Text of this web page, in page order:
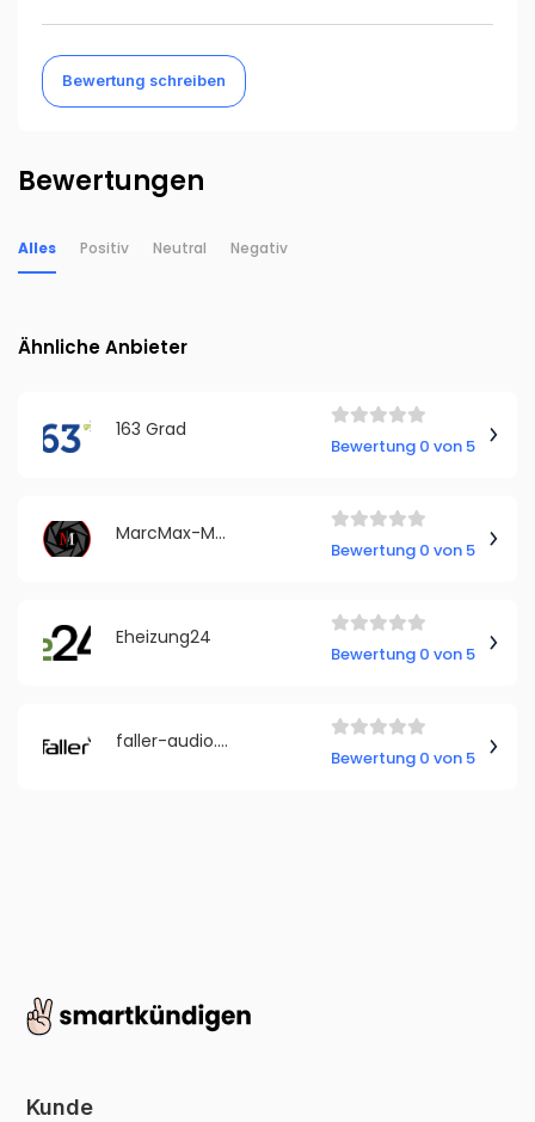
Bewertung schreiben
Bewertungen
Alles Positiv Neutral Negativ
Ähnliche Anbieter
163 Grad
Bewertung 0 von 5
MarcMax-Media
Bewertung 0 von 5
Eheizung24
Bewertung 0 von 5
faller-audio.com
Bewertung 0 von 5
Kunde